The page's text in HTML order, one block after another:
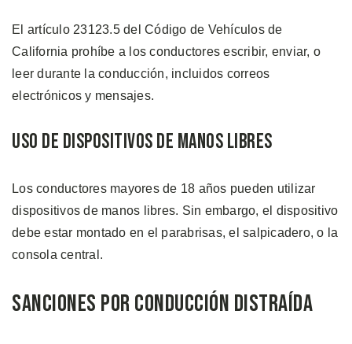
El artículo 23123.5 del Código de Vehículos de
California prohíbe a los conductores escribir, enviar, o
leer durante la conducción, incluidos correos
electrónicos y mensajes.
Uso de Dispositivos de Manos Libres
Los conductores mayores de 18 años pueden utilizar
dispositivos de manos libres. Sin embargo, el dispositivo
debe estar montado en el parabrisas, el salpicadero, o la
consola central.
Sanciones por Conducción Distraída